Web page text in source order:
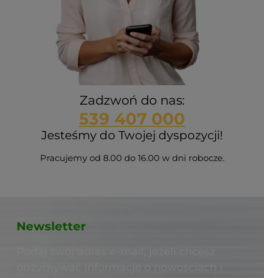
Zadzwoń do nas:
539 407 000
Jesteśmy do Twojej dyspozycji!
Pracujemy od 8.00 do 16.00 w dni robocze.
Newsletter